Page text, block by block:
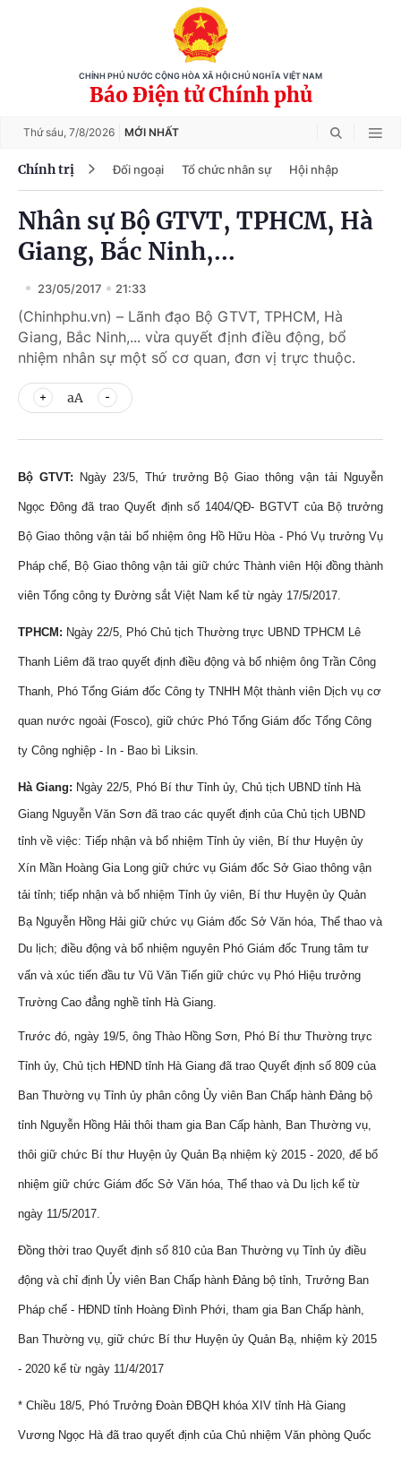
CHÍNH PHỦ NƯỚC CỘNG HÒA XÃ HỘI CHỦ NGHĨA VIỆT NAM
Báo Điện tử Chính phủ
Thứ sáu, 7/8/2026 MỚI NHẤT
Chính trị Đối ngoại Tổ chức nhân sự Hội nhập
Nhân sự Bộ GTVT, TPHCM, Hà
Giang, Bắc Ninh,...
23/05/2017 21:33
(Chinhphu.vn) – Lãnh đạo Bộ GTVT, TPHCM, Hà
Giang, Bắc Ninh,... vừa quyết định điều động, bổ
nhiệm nhân sự một số cơ quan, đơn vị trực thuộc.
aA
Bộ GTVT: Ngày 23/5, Thứ trưởng Bộ Giao thông vận tải Nguyễn
Ngọc Đông đã trao Quyết định số 1404/QĐ- BGTVT của Bộ trưởng
Bộ Giao thông vận tải bổ nhiệm ông Hồ Hữu Hòa - Phó Vụ trưởng Vụ
Pháp chế, Bộ Giao thông vận tải giữ chức Thành viên Hội đồng thành
viên Tổng công ty Đường sắt Việt Nam kể từ ngày 17/5/2017.
TPHCM: Ngày 22/5, Phó Chủ tịch Thường trực UBND TPHCM Lê
Thanh Liêm đã trao quyết định điều động và bổ nhiệm ông Trần Công
Thanh, Phó Tổng Giám đốc Công ty TNHH Một thành viên Dịch vụ cơ
quan nước ngoài (Fosco), giữ chức Phó Tổng Giám đốc Tổng Công
ty Công nghiệp - In - Bao bì Liksin.
Hà Giang: Ngày 22/5, Phó Bí thư Tỉnh ủy, Chủ tịch UBND tỉnh Hà
Giang Nguyễn Văn Sơn đã trao các quyết định của Chủ tịch UBND
tỉnh về việc: Tiếp nhận và bổ nhiệm Tỉnh ủy viên, Bí thư Huyện ủy
Xín Mần Hoàng Gia Long giữ chức vụ Giám đốc Sở Giao thông vận
tải tỉnh; tiếp nhận và bổ nhiệm Tỉnh ủy viên, Bí thư Huyện ủy Quản
Bạ Nguyễn Hồng Hải giữ chức vụ Giám đốc Sở Văn hóa, Thể thao và
Du lịch; điều động và bổ nhiệm nguyên Phó Giám đốc Trung tâm tư
vấn và xúc tiến đầu tư Vũ Văn Tiến giữ chức vụ Phó Hiệu trưởng
Trường Cao đẳng nghề tỉnh Hà Giang.
Trước đó, ngày 19/5, ông Thào Hồng Sơn, Phó Bí thư Thường trực
Tỉnh ủy, Chủ tịch HĐND tỉnh Hà Giang đã trao Quyết định số 809 của
Ban Thường vụ Tỉnh ủy phân công Ủy viên Ban Chấp hành Đảng bộ
tỉnh Nguyễn Hồng Hải thôi tham gia Ban Cấp hành, Ban Thường vụ,
thôi giữ chức Bí thư Huyện ủy Quản Bạ nhiệm kỳ 2015 - 2020, để bổ
nhiệm giữ chức Giám đốc Sở Văn hóa, Thể thao và Du lịch kể từ
ngày 11/5/2017.
Đồng thời trao Quyết định số 810 của Ban Thường vụ Tỉnh ủy điều
động và chỉ định Ủy viên Ban Chấp hành Đảng bộ tỉnh, Trưởng Ban
Pháp chế - HĐND tỉnh Hoàng Đình Phới, tham gia Ban Chấp hành,
Ban Thường vụ, giữ chức Bí thư Huyện ủy Quản Bạ, nhiệm kỳ 2015
- 2020 kể từ ngày 11/4/2017
* Chiều 18/5, Phó Trưởng Đoàn ĐBQH khóa XIV tỉnh Hà Giang
Vương Ngọc Hà đã trao quyết định của Chủ nhiệm Văn phòng Quốc